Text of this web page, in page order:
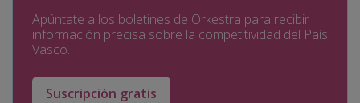
Apúntate a los boletines de Orkestra para recibir
información precisa sobre la competitividad del País
Vasco.
Suscripción gratis